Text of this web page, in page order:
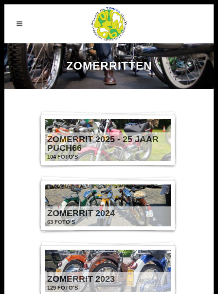
ZOMERRITTEN
ZOMERRIT 2025 - 25 JAAR
PUCH66
104 FOTO'S
ZOMERRIT 2024
63 FOTO'S
ZOMERRIT 2023
129 FOTO'S